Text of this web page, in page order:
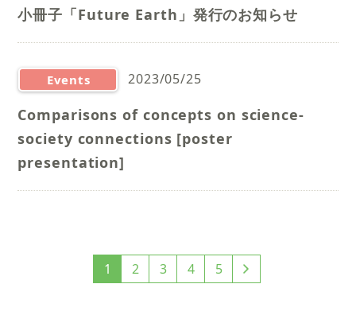
小冊子「Future Earth」発行のお知らせ
Events 2023/05/25
Comparisons of concepts on science-
society connections [poster
presentation]
1 2 3 4 5